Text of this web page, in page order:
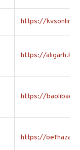
https://
https://
https://
https://